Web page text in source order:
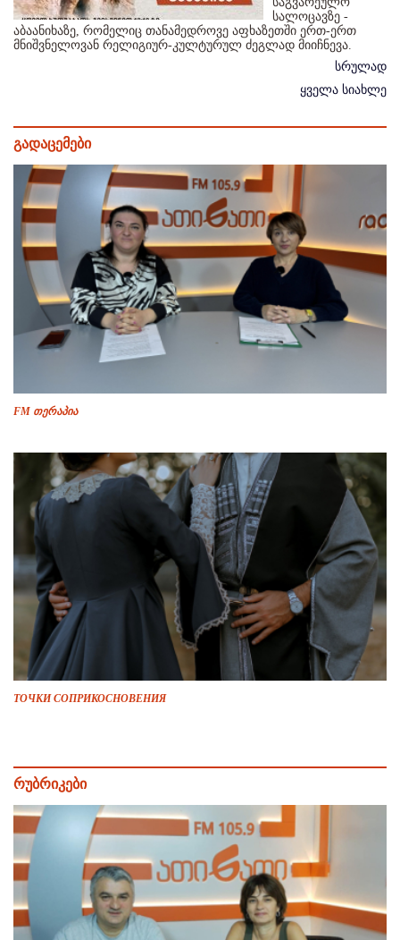
სალოცავზე -
აბაანიხაზე, რომელიც თანამედროვე აფხაზეთში ერთ-ერთ
მნიშვნელოვან რელიგიურ-კულტურულ ძეგლად მიიჩნევა.
სრულად
ყველა სიახლე
გადაცემები
FM თერაპია
ТОЧКИ СОПРИКОСНОВЕНИЯ
რუბრიკები